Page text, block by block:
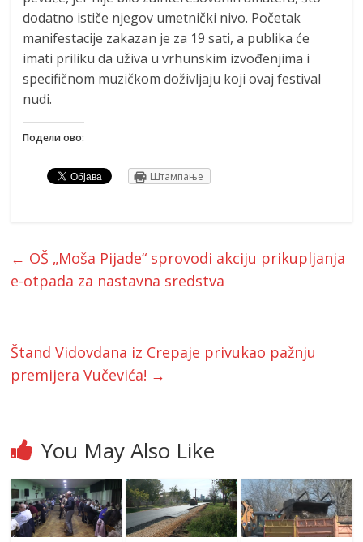
dodatno ističe njegov umetnički nivo. Početak
manifestacije zakazan je za 19 sati, a publika će
imati priliku da uživa u vrhunskim izvođenjima i
specifičnom muzičkom doživljaju koji ovaj festival
nudi.
Подели ово:
Штампање
← OŠ „Moša Pijade“ sprovodi akciju prikupljanja
e-otpada za nastavna sredstva
Štand Vidovdana iz Crepaje privukao pažnju
premijera Vučevića! →
You May Also Like